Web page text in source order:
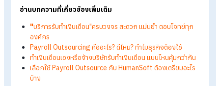
FAQ: คำถามที่พบบ่อยเกี่ยวกับ
เดือน
Q: บริการรับทำเงินเดือน เหมาะกับธุรกิจขนาดไหนบ้าง?
A: เหมาะกับธุรกิจทุกขนาด ตั้งแต่ SME ที่มีพนักงานไม่กี่คนไป
จนถึงองค์กรขนาดใหญ่ที่ต้องการลดภาระงานของฝ่าย HR แ